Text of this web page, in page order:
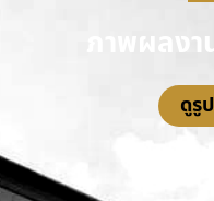
ภาพผลง
ดูรู